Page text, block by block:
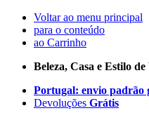
Voltar ao menu principal
para o conteúdo
ao Carrinho
Beleza, Casa e Estilo de
Portugal: envio padrão
Devoluções Grátis